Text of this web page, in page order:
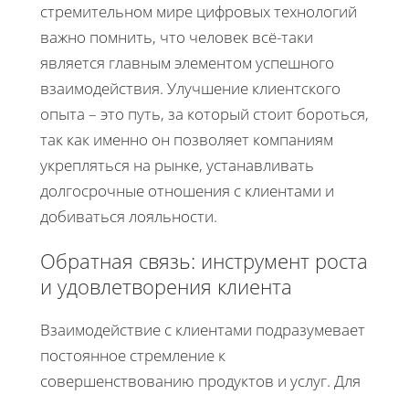
стремительном мире цифровых технологий
важно помнить, что человек всё-таки
является главным элементом успешного
взаимодействия. Улучшение клиентского
опыта – это путь, за который стоит бороться,
так как именно он позволяет компаниям
укрепляться на рынке, устанавливать
долгосрочные отношения с клиентами и
добиваться лояльности.
Обратная связь: инструмент роста
и удовлетворения клиента
Взаимодействие с клиентами подразумевает
постоянное стремление к
совершенствованию продуктов и услуг. Для